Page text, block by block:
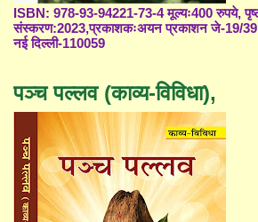
ISBN: 978-93-94221-73-4 मूल्यः400 रुपये,
संस्करण:2023,प्रकाशकःअयन प्रकाशन जे-19/39,
नई दिल्ली-110059
पञ्च पल्लव (काव्य-विविधा),